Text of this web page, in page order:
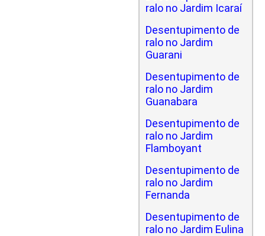
ralo no Jardim Icaraí
Desentupimento de
ralo no Jardim
Guarani
Desentupimento de
ralo no Jardim
Guanabara
Desentupimento de
ralo no Jardim
Flamboyant
Desentupimento de
ralo no Jardim
Fernanda
Desentupimento de
ralo no Jardim Eulina